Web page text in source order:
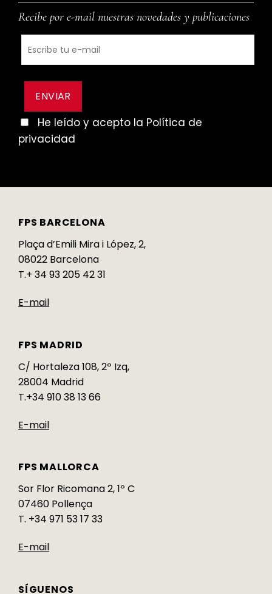
Recibe por e-mail nuestras novedades y publicaciones
He leído y acepto la Política de
privacidad
FPS BARCELONA
Plaça d’Emili Mira i López, 2,
08022 Barcelona
T.+ 34 93 205 42 31
E-mail
FPS MADRID
C/ Hortaleza 108, 2º Izq,
28004 Madrid
T.+34 910 38 13 66
E-mail
FPS MALLORCA
Sor Flor Ricomana 2, 1º C
07460 Pollença
T. +34 971 53 17 33
E-mail
SÍGUENOS